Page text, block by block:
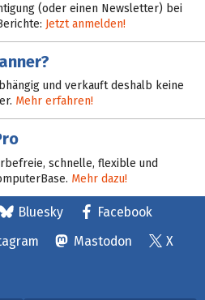
(oder einen Newsletter) bei
Jetzt anmelden!
und verkauft deshalb keine
Mehr erfahren!
schnelle, flexible und
Mehr dazu!
Bluesky
Facebook
Mastodon
X